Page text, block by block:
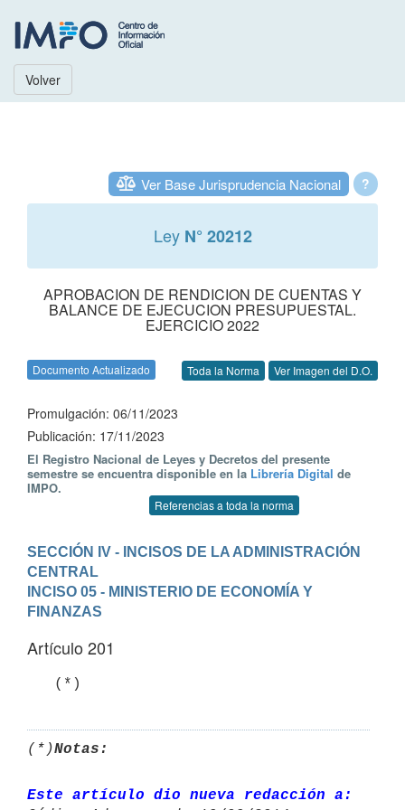
Volver
?
Ver Base Jurisprudencia Nacional
Ley N° 20212
APROBACION DE RENDICION DE CUENTAS Y
BALANCE DE EJECUCION PRESUPUESTAL.
EJERCICIO 2022
Documento Actualizado Toda la Norma Ver Imagen del D.O.
Promulgación: 06/11/2023
Publicación: 17/11/2023
El Registro Nacional de Leyes y Decretos del presente
semestre se encuentra disponible en la Librería Digital de
IMPO.
Referencias a toda la norma
SECCIÓN IV - INCISOS DE LA ADMINISTRACIÓN
CENTRAL
INCISO 05 - MINISTERIO DE ECONOMÍA Y
FINANZAS
Artículo 201
   (*)
(*)Notas:
Este artículo dio nueva redacción a: